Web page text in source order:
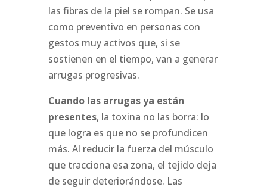
las fibras de la piel se rompan. Se usa
como preventivo en personas con
gestos muy activos que, si se
sostienen en el tiempo, van a generar
arrugas progresivas.
Cuando las arrugas ya están
presentes, la toxina no las borra: lo
que logra es que no se profundicen
más. Al reducir la fuerza del músculo
que tracciona esa zona, el tejido deja
de seguir deteriorándose. Las